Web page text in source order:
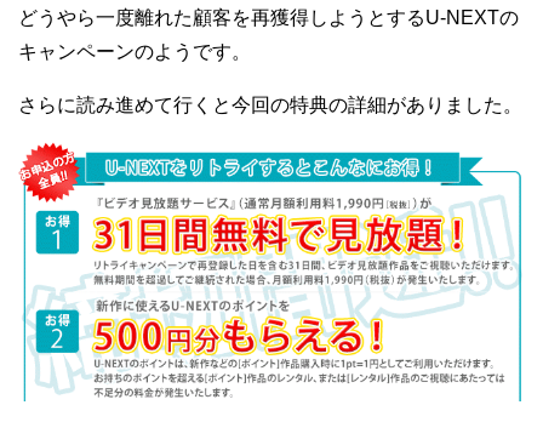
どうやら一度離れた顧客を再獲得しようとするU-NEXTの
キャンペーンのようです。
さらに読み進めて行くと今回の特典の詳細がありました。